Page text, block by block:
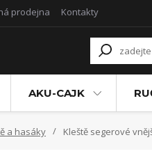
prodejna Kontakty
AKU-CAJK
a hasáky Kleště segerové